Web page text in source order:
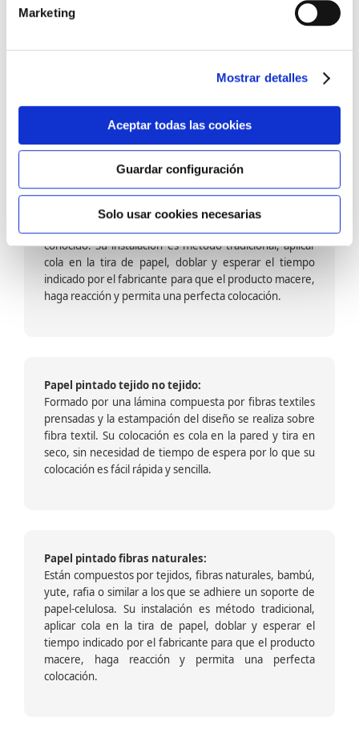
Marketing
Mostrar detalles
Aceptar todas las cookies
Guardar configuración
Solo usar cookies necesarias
barniz multiadherente en base agua. En zonas de
fuegos, se recomienda proteger con placas, silestone,
dado que el frotar en exceso dañaría el papel. Su
colocación es cola en la pared y tira en seco, sin
colocación es fácil rápida y sencilla.
Papel pintado calidad papel:
Formado por una capa de papel sobre un soporte de
conocido. Su instalación es método tradicional, aplicar
cola en la tira de papel, doblar y esperar el tiempo
indicado por el fabricante para que el producto macere,
haga reacción y permita una perfecta colocación.
Papel pintado tejido no tejido:
Formado por una lámina compuesta por fibras textiles
prensadas y la estampación del diseño se realiza sobre
fibra textil. Su colocación es cola en la pared y tira en
seco, sin necesidad de tiempo de espera por lo que su
colocación es fácil rápida y sencilla.
Papel pintado fibras naturales:
Están compuestos por tejidos, fibras naturales, bambú,
yute, rafia o similar a los que se adhiere un soporte de
papel-celulosa. Su instalación es método tradicional,
aplicar cola en la tira de papel, doblar y esperar el
tiempo indicado por el fabricante para que el producto
macere, haga reacción y permita una perfecta
colocación.